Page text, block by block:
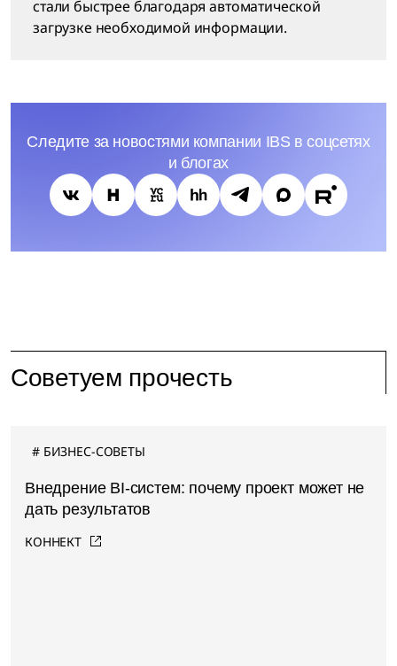
стали быстрее благодаря автоматической
загрузке необходимой информации.
Следите за новостями компании IBS в соцсетях
и блогах
Советуем прочесть
БИЗНЕС-СОВЕТЫ
Внедрение BI-систем: почему проект может не
дать результатов
КОННЕКТ